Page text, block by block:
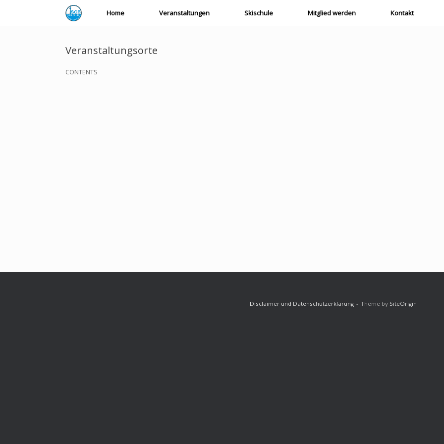
Home Veranstaltungen Skischule Mitglied werden Kontakt
Veranstaltungsorte
CONTENTS
Disclaimer und Datenschutzerklärung Theme by SiteOrigin